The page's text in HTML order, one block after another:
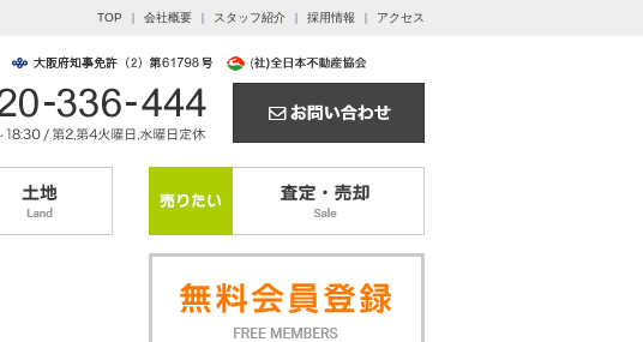
TOP 会社概要 スタッフ紹介 採用情報 アクセス